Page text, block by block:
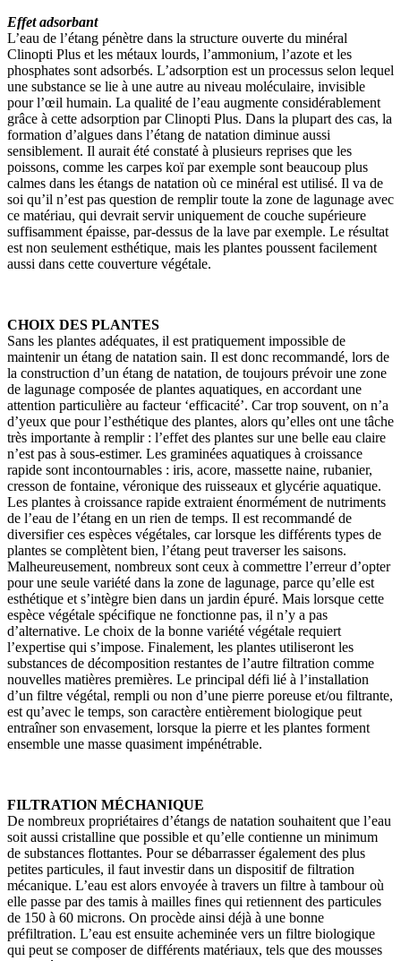
Effet adsorbant
L’eau de l’étang pénètre dans la structure ouverte du minéral
Clinopti Plus et les métaux lourds, l’ammonium, l’azote et les
phosphates sont adsorbés. L’adsorption est un processus selon lequel
une substance se lie à une autre au niveau moléculaire, invisible
pour l’œil humain. La qualité de l’eau augmente considérablement
grâce à cette adsorption par Clinopti Plus. Dans la plupart des cas, la
formation d’algues dans l’étang de natation diminue aussi
sensiblement. Il aurait été constaté à plusieurs reprises que les
poissons, comme les carpes koï par exemple sont beaucoup plus
calmes dans les étangs de natation où ce minéral est utilisé. Il va de
soi qu’il n’est pas question de remplir toute la zone de lagunage avec
ce matériau, qui devrait servir uniquement de couche supérieure
suffisamment épaisse, par-dessus de la lave par exemple. Le résultat
est non seulement esthétique, mais les plantes poussent facilement
aussi dans cette couverture végétale.
CHOIX DES PLANTES
Sans les plantes adéquates, il est pratiquement impossible de
maintenir un étang de natation sain. Il est donc recommandé, lors de
la construction d’un étang de natation, de toujours prévoir une zone
de lagunage composée de plantes aquatiques, en accordant une
attention particulière au facteur ‘efficacité’. Car trop souvent, on n’a
d’yeux que pour l’esthétique des plantes, alors qu’elles ont une tâche
très importante à remplir : l’effet des plantes sur une belle eau claire
n’est pas à sous-estimer. Les graminées aquatiques à croissance
rapide sont incontournables : iris, acore, massette naine, rubanier,
cresson de fontaine, véronique des ruisseaux et glycérie aquatique.
Les plantes à croissance rapide extraient énormément de nutriments
de l’eau de l’étang en un rien de temps. Il est recommandé de
diversifier ces espèces végétales, car lorsque les différents types de
plantes se complètent bien, l’étang peut traverser les saisons.
Malheureusement, nombreux sont ceux à commettre l’erreur d’opter
pour une seule variété dans la zone de lagunage, parce qu’elle est
esthétique et s’intègre bien dans un jardin épuré. Mais lorsque cette
espèce végétale spécifique ne fonctionne pas, il n’y a pas
d’alternative. Le choix de la bonne variété végétale requiert
l’expertise qui s’impose. Finalement, les plantes utiliseront les
substances de décomposition restantes de l’autre filtration comme
nouvelles matières premières. Le principal défi lié à l’installation
d’un filtre végétal, rempli ou non d’une pierre poreuse et/ou filtrante,
est qu’avec le temps, son caractère entièrement biologique peut
entraîner son envasement, lorsque la pierre et les plantes forment
ensemble une masse quasiment impénétrable.
FILTRATION MÉCHANIQUE
De nombreux propriétaires d’étangs de natation souhaitent que l’eau
soit aussi cristalline que possible et qu’elle contienne un minimum
de substances flottantes. Pour se débarrasser également des plus
petites particules, il faut investir dans un dispositif de filtration
mécanique. L’eau est alors envoyée à travers un filtre à tambour où
elle passe par des tamis à mailles fines qui retiennent des particules
de 150 à 60 microns. On procède ainsi déjà à une bonne
préfiltration. L’eau est ensuite acheminée vers un filtre biologique
qui peut se composer de différents matériaux, tels que des mousses